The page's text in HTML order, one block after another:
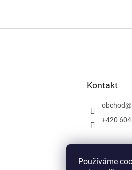
Používáme
Kontakt
obchod@
+420